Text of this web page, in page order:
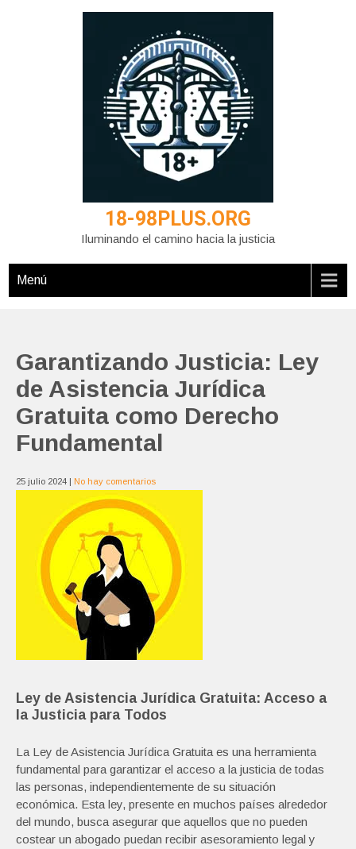
18-98PLUS.ORG
Iluminando el camino hacia la justicia
Menú
Garantizando Justicia: Ley
de Asistencia Jurídica
Gratuita como Derecho
Fundamental
25 julio 2024 | No hay comentarios
Ley de Asistencia Jurídica Gratuita: Acceso a
la Justicia para Todos
La Ley de Asistencia Jurídica Gratuita es una herramienta
fundamental para garantizar el acceso a la justicia de todas
las personas, independientemente de su situación
económica. Esta ley, presente en muchos países alrededor
del mundo, busca asegurar que aquellos que no pueden
costear un abogado puedan recibir asesoramiento legal y